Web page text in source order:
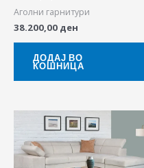
Аголни гарнитури
38.200,00 ден
ДОДАЈ ВО
КОШНИЦА